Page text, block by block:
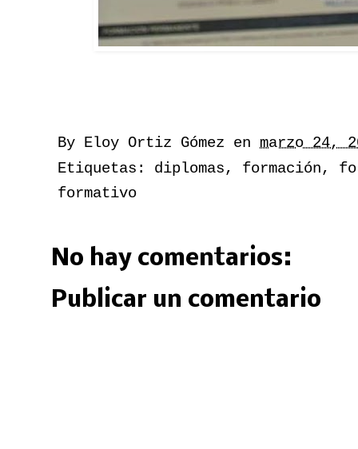
By Eloy Ortiz Gómez en marzo 24,
Etiquetas: diplomas, formación,
formativo
No hay comentarios:
Publicar un comentario